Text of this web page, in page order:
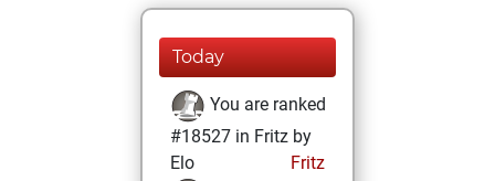
Today
You are ranked
#18527 in Fritz by
Elo
Fritz